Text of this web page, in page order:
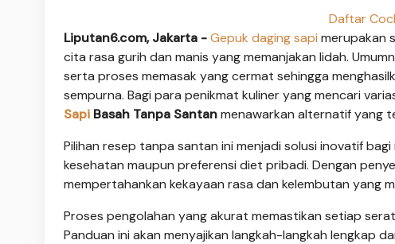
Daftar
Liputan6.com, Jakarta -Gepuk daging sapi merupakan
cita rasa gurih dan manis yang memanjakan lidah.
serta proses memasak yang cermat sehingga
sempurna. Bagi para penikmat kuliner yang mencari
Sapi Basah Tanpa Santanmenawarkan alternatif yang
Pilihan resep tanpa santan ini menjadi solusi inovatif
kesehatan maupun preferensi diet pribadi. Dengan
mempertahankan kekayaan rasa dan kelembutan yang
Proses pengolahan yang akurat memastikan setiap
Panduan ini akan menyajikan langkah-langkah lengkap